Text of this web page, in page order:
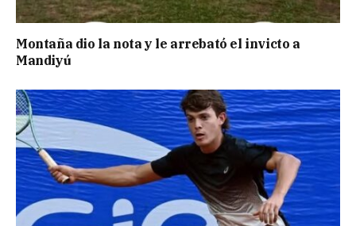
Montaña dio la nota y le arrebató el invicto a
Mandiyú